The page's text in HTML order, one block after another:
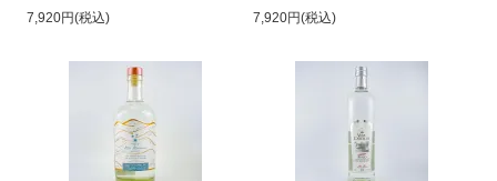
7,920円(税込) 7,920円(税込)